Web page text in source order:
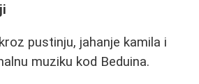
pustinju, jahanje kamila i
muziku kod Beduina.